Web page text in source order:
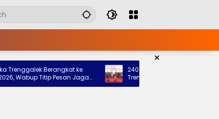
×
Berangkat ke
Titip Pesan Jaga
240 Siswa Siap Tempati Sekolah
Trenggalek, Pemkab: Bukti Nyata
Hadir untuk Anak Kurang Mampu